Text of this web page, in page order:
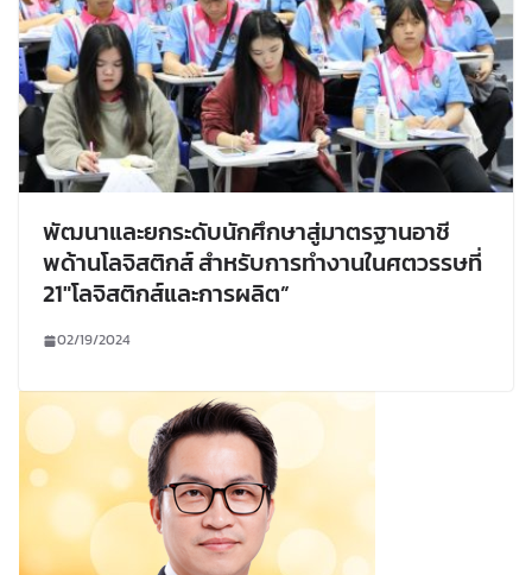
พัฒนาและยกระดับนักศึกษาสู่มาตรฐานอาชี
พด้านโลจิสติกส์ สำหรับการทำงานในศตวรรษที่
21″โลจิสติกส์และการผลิต”
02/19/2024